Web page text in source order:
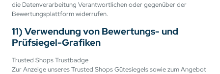
die Datenverarbeitung Verantwortlichen oder gegenüber der
Bewertungsplattform widerrufen.
11) Verwendung von Bewertungs- und
Prüfsiegel-Grafiken
Trusted Shops Trustbadge
Zur Anzeige unseres Trusted Shops Gütesiegels sowie zum Angebot